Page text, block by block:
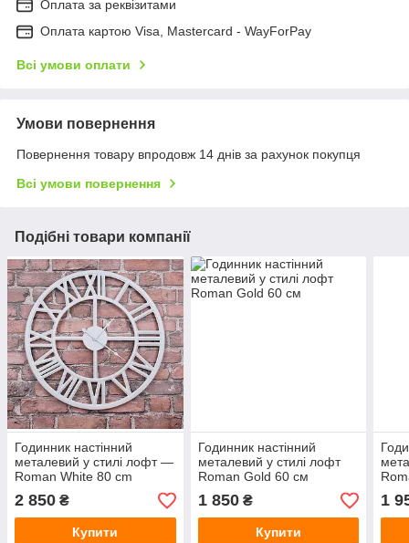
Оплата за реквізитами
Оплата картою Visa, Mastercard - WayForPay
Всі умови оплати
Умови повернення
Повернення товару впродовж 14 днів за рахунок покупця
Всі умови повернення
Подібні товари компанії
Годинник настінний
металевий у стилі лофт —
Roman White 80 cm
2 850 ₴
Купити
Годинник настінний
металевий у стилі лофт
Roman Gold 60 см
1 850₴
Купити
1